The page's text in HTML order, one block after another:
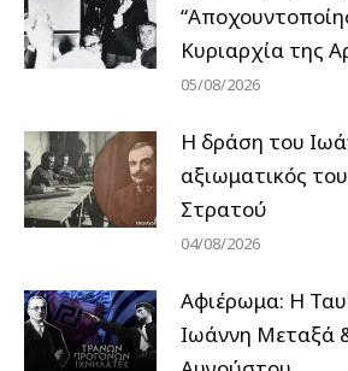
Κυριαρχία της
05/08/2026
H δράση του
αξιωματικός
Στρατού
04/08/2026
Αφιέρωμα: Η
Ιωάννη Μεταξά